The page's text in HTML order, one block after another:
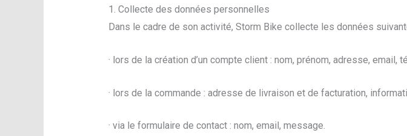
1. Collecte des données personnelles
Dans le cadre de son activité, Storm Bike collecte les données
· lors de la création d’un compte client : nom, prénom, adresse, email,
· lors de la commande : adresse de livraison et de facturation,
· via le formulaire de contact : nom, email, message.